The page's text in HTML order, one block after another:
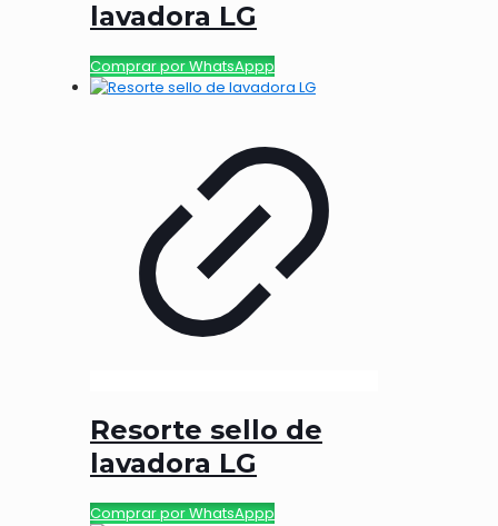
lavadora LG
Comprar por WhatsAppp
Resorte sello de
lavadora LG
Comprar por WhatsAppp